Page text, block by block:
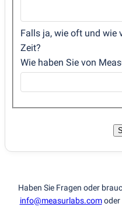
Falls ja, wie oft und wie
Zeit?
Wie haben Sie von
Haben Sie Fragen oder
info@measurlabs.comoder